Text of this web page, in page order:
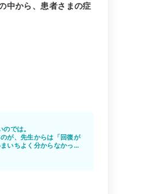
中から、患者さまの症
では。
が、先生からは「回復が
いちよく分からなかっ
して下さり心が軽くなり